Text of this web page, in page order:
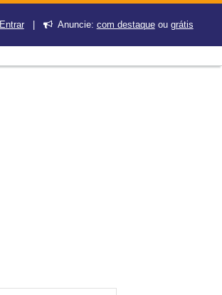
Entrar| Anuncie: com destaqueou grátis